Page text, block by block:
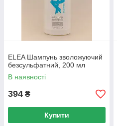
ELEA Шампунь зволожуючий
безсульфатний, 200 мл
В наявності
394 ₴
Купити